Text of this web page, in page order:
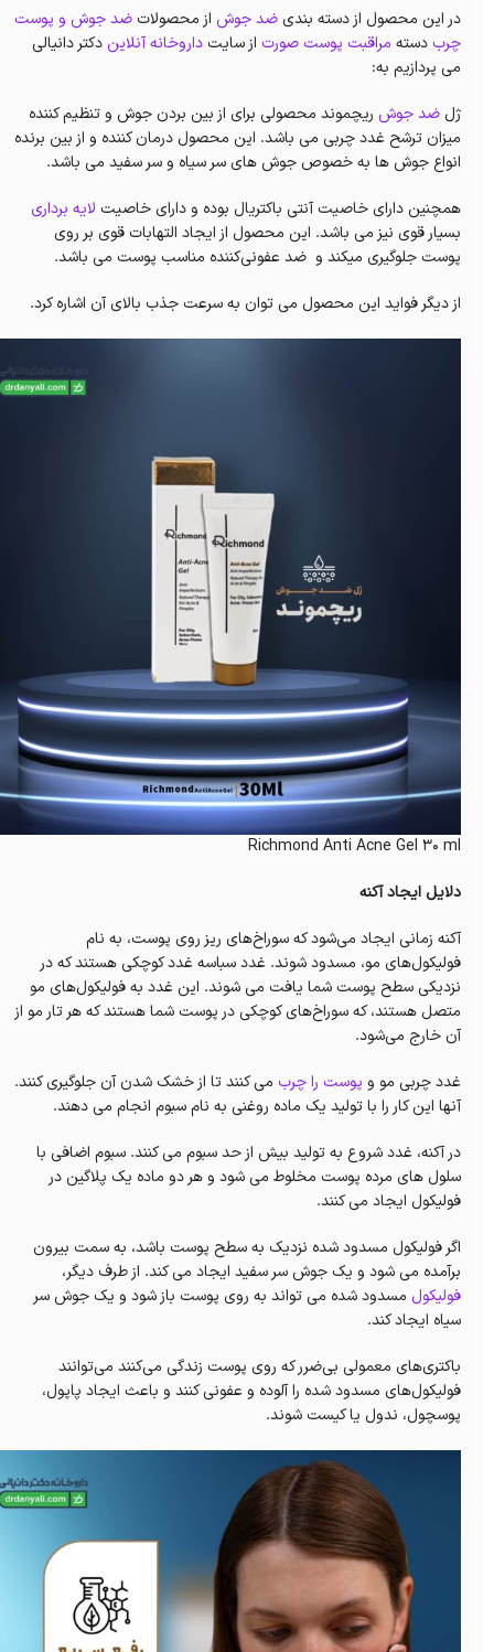
در این محصول از دسته بندیضد جوش از محصولات ضد جوش و پوست
چرب دسته مراقبت پوست صورت از سایتداروخانه آنلاین دکتر دانیالی
می پردازیم به:
ژلضد جوش ریچموند محصولی برای از بین بردن جوش و تنظیم کننده
میزان ترشح غدد چربی می باشد. این محصول درمان کننده و از بین برنده
انواع جوش ها به خصوص جوش های سر سیاه و سر سفید می باشد.
همچنین دارای خاصیت آنتی باکتریال بوده و دارای خاصیت لایه برداری
بسیار قوی نیز می باشد. این محصول از ایجاد التهابات قوی بر روی
پوست جلوگیری میکند و ضد عفونی‌کننده مناسب پوست می باشد.
از دیگر فواید این محصول می توان به سرعت جذب بالای آن اشاره کرد.
Richmond Anti Acne Gel 30 ml
دلایل ایجاد آکنه
آکنه زمانی ایجاد می‌شود که سوراخ‌های ریز روی پوست، به نام
فولیکول‌های مو، مسدود شوند. غدد سباسه غدد کوچکی هستند که در
نزدیکی سطح پوست شما یافت می شوند. این غدد به فولیکول‌های مو
متصل هستند، که سوراخ‌های کوچکی در پوست شما هستند که هر تار مو از
آن خارج می‌شود.
غدد چربی مو و پوست را چرب می کنند تا از خشک شدن آن جلوگیری کنند.
آنها این کار را با تولید یک ماده روغنی به نام سبوم انجام می دهند.
در آکنه، غدد شروع به تولید بیش از حد سبوم می کنند. سبوم اضافی با
سلول های مرده پوست مخلوط می شود و هر دو ماده یک پلاگین در
فولیکول ایجاد می کنند.
اگر فولیکول مسدود شده نزدیک به سطح پوست باشد، به سمت بیرون
برآمده می شود و یک جوش سر سفید ایجاد می کند. از طرف دیگر،
فولیکول مسدود شده می تواند به روی پوست باز شود و یک جوش سر
سیاه ایجاد کند.
باکتری‌های معمولی بی‌ضرر که روی پوست زندگی می‌کنند می‌توانند
فولیکول‌های مسدود شده را آلوده و عفونی کنند و باعث ایجاد پاپول،
پوسچول، ندول یا کیست شوند.